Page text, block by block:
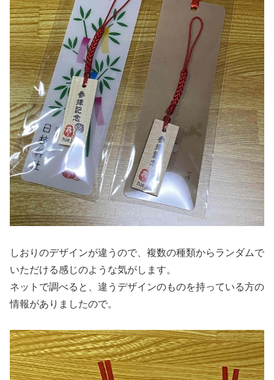
しおりのデザインが違うので、複数の種類からランダムで
いただける感じのような気がします。
ネットで調べると、違うデザインのものを持っている方の
情報がありましたので。